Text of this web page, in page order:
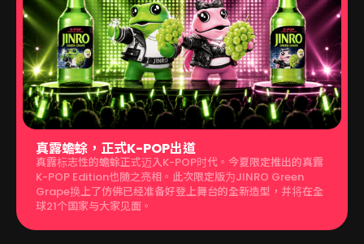
真露蟾蜍，正式K-POP出道
真露标志性的蟾蜍正式迈入K-POP时代。今夏限定推出的真露
K-POP Edition也随之亮相。此次限定版为JINRO Green
Grape换上了仿佛已经准备好登上舞台的全新造型，并将在全
球21个国家与大家见面。